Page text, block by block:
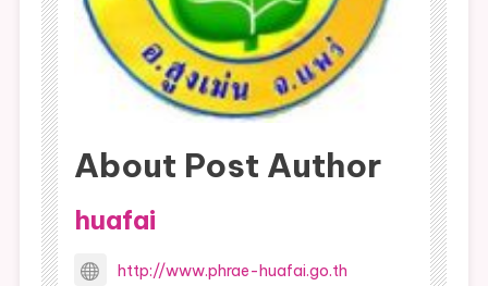
About Post Author
huafai
http://www.phrae-huafai.go.th